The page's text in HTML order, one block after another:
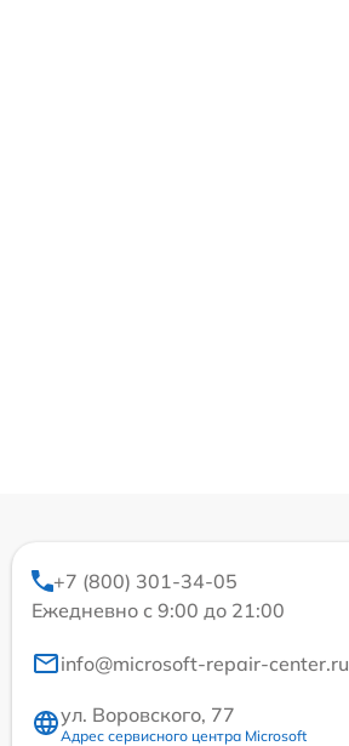
+7 (800) 301-34-05
Ежедневно с 9:00 до 21:00
info@microsoft-repair-center.ru
ул. Воровского, 77
Адрес сервисного центра Microsoft